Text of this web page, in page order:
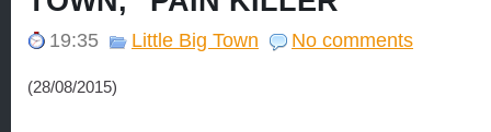
19:35 Little Big Town No comments
(28/08/2015)